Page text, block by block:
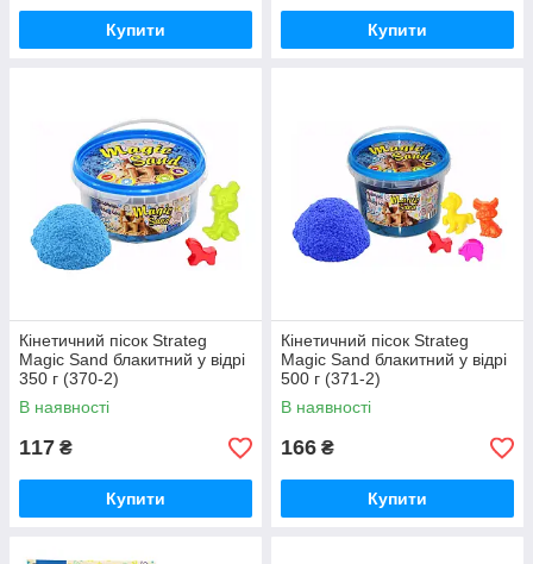
Купити Купити
Кінетичний пісок Strateg
Magic Sand блакитний у відрі
350 г (370-2)
В наявності
117 ₴
Купити
Кінетичний пісок Strateg
Magic Sand блакитний у відрі
500 г (371-2)
В наявності
166 ₴
Купити